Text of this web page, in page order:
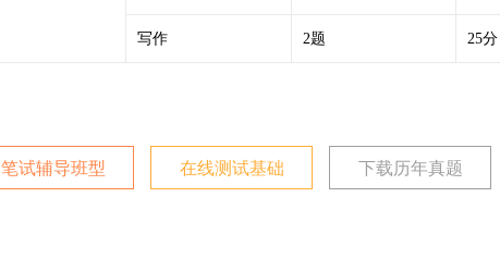
写作 2题 25分
笔试辅导班型 在线测试基础 下载历年真题